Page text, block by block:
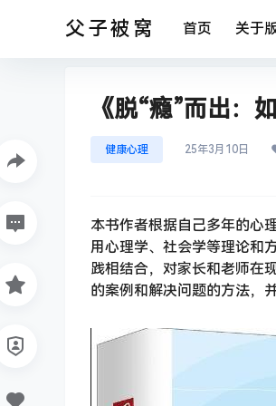
父子被窝 首页 关于
《脱“瘾”而出：
健康心理 25年3月10日
本书作者根据自己多年的心
用心理学、社会学等理论和
践相结合，对家长和老师在
的案例和解决问题的方法，